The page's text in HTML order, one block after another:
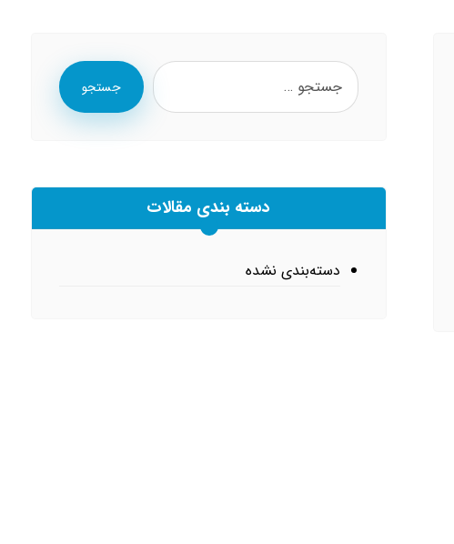
جستجو
دسته بندی مقالات
دسته‌بندی نشده